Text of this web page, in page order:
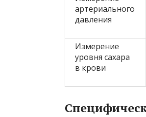
артериального
давления
Измерение
уровня сахара
в крови